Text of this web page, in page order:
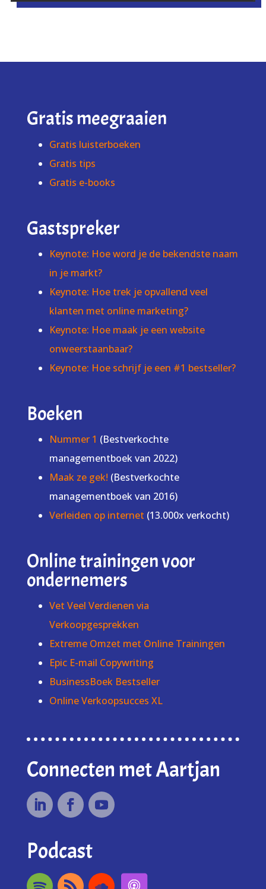
Gratis meegraaien
Gratis luisterboeken
Gratis tips
Gratis e-books
Gastspreker
Keynote: Hoe word je de bekendste naam
in je markt?
Keynote: Hoe trek je opvallend veel
klanten met online marketing?
Keynote: Hoe maak je een website
onweerstaanbaar?
Keynote: Hoe schrijf je een #1 bestseller?
Boeken
Nummer 1 (Bestverkochte
managementboek van 2022)
Maak ze gek! (Bestverkochte
managementboek van 2016)
Verleiden op internet (13.000x verkocht)
Online trainingen voor
ondernemers
Vet Veel Verdienen via
Verkoopgesprekken
Extreme Omzet met Online Trainingen
Epic E-mail Copywriting
BusinessBoek Bestseller
Online Verkoopsucces XL
Connecten met Aartjan
Podcast